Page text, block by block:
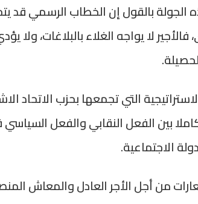
بالقول إن الخطاب الرسمي قد
لا يواجه الغلاء بالبلاغات، ولا
التي تجمعها بحزب الاتحاد
بين الفعل النقابي والفعل السياسي
الاجتماعية.
من أجل الأجر العادل والمعاش